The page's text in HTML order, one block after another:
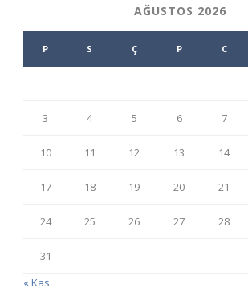
AĞUSTOS 2026
P S Ç P C
3 4 5 6 7
10 11 12 13 14
17 18 19 20 21
24 25 26 27 28
31
« Kas